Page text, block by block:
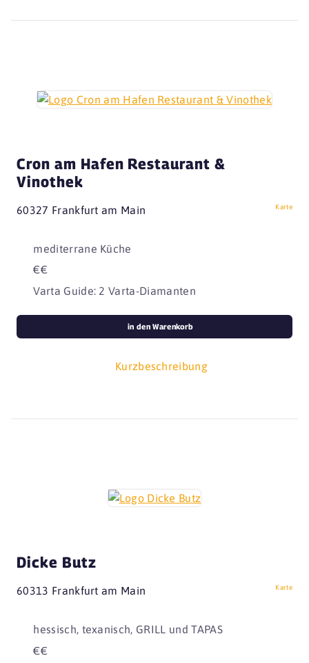
Cron am Hafen Restaurant &
Vinothek
60327 Frankfurt am Main Karte
mediterrane Küche
€€
Varta Guide: 2 Varta-Diamanten
Kurzbeschreibung
in den Warenkorb
Dicke Butz
60313 Frankfurt am Main Karte
hessisch, texanisch, GRILL und TAPAS
€€